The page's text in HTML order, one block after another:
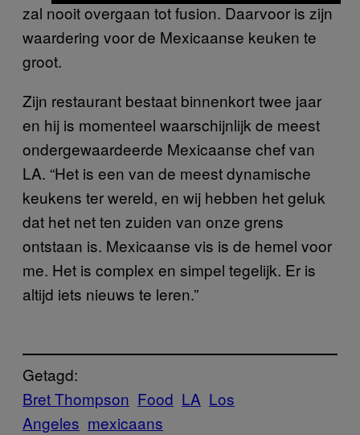
zal nooit overgaan tot fusion. Daarvoor is zijn
waardering voor de Mexicaanse keuken te
groot.
Zijn restaurant bestaat binnenkort twee jaar
en hij is momenteel waarschijnlijk de meest
ondergewaardeerde Mexicaanse chef van
LA. “Het is een van de meest dynamische
keukens ter wereld, en wij hebben het geluk
dat het net ten zuiden van onze grens
ontstaan is. Mexicaanse vis is de hemel voor
me. Het is complex en simpel tegelijk. Er is
altijd iets nieuws te leren.”
Getagd:
Bret Thompson Food LA Los
Angeles mexicaans